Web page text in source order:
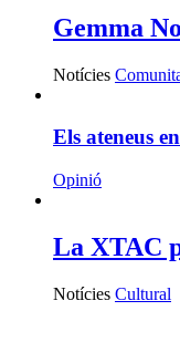
Gemma
Notícies
Els ateneus
Opinió
La XTAC
Notícies Cultural